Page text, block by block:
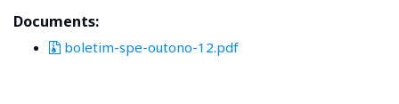
Documents:
boletim-spe-outono-12.pdf